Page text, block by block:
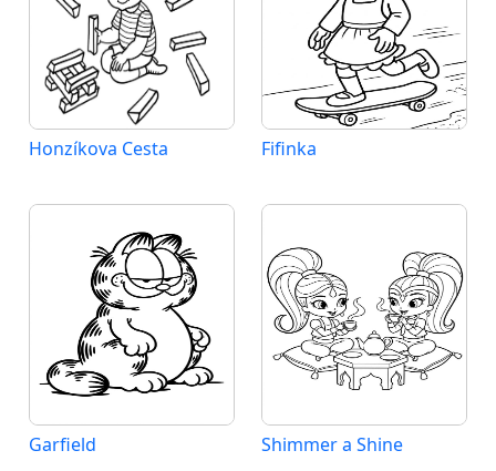
Honzíkova Cesta Fifinka
Garfield Shimmer a Shine